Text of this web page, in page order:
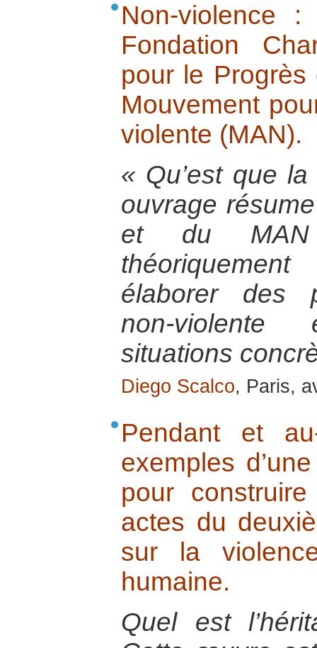
Non-violence
Fondation
pour le Progrès
Mouvement
violente (MAN).
« Qu’est que
ouvrage
et du
élaborer des
non-
situations
Diego Scalco, Paris,
Pendant et
exemples
pour
actes du
sur la
humaine.
Quel est